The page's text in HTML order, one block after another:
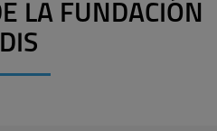
LA FUNDACIÓN